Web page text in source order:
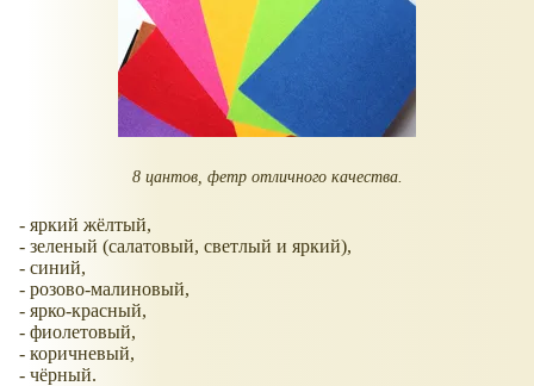
8 цантов, фетр отличного качества.
- яркий жёлтый,
- зеленый (салатовый, светлый и яркий),
- синий,
- розово-малиновый,
- ярко-красный,
- фиолетовый,
- коричневый,
- чёрный.